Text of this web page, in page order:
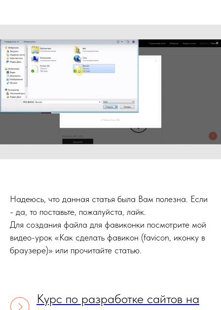
Надеюсь, что данная статья была Вам полезна. Если
- да, то поставьте, пожалуйста, лайк.
Для создания файла для фавиконки посмотрите мой
видео-урок «Как сделать фавикон (favicon, иконку в
браузере)» или прочитайте статью.
Курс по разработке сайтов на